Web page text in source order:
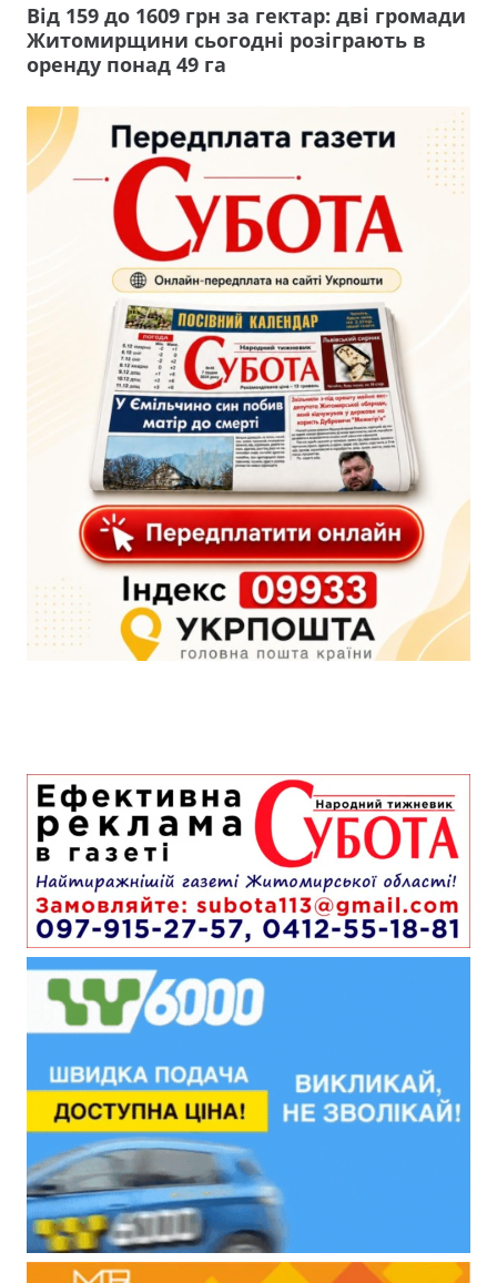
Від 159 до 1609 грн за гектар: дві громади
Житомирщини сьогодні розіграють в
оренду понад 49 га